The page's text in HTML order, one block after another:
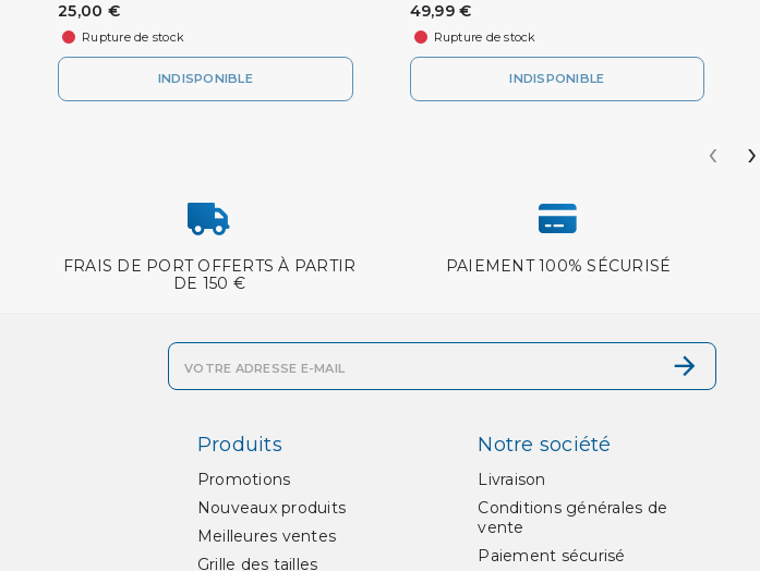
25,00 €
Rupture de stock
INDISPONIBLE
49,99 €
Rupture de stock
INDISPONIBLE
‹ ›
FRAIS DE PORT OFFERTS À PARTIR
DE 150 €
PAIEMENT 100% SÉCURISÉ
Produits
Promotions
Nouveaux produits
Meilleures ventes
Grille des tailles
Notre société
Livraison
Conditions générales de
vente
Paiement sécurisé